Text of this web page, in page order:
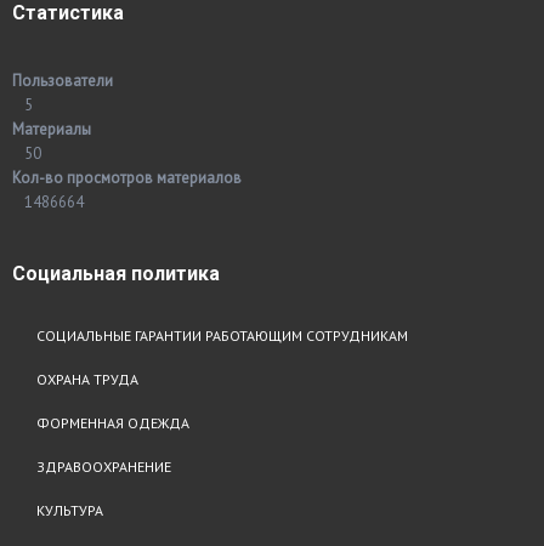
Статистика
Пользователи
5
Материалы
50
Кол-во просмотров материалов
1486664
Социальная политика
СОЦИАЛЬНЫЕ ГАРАНТИИ РАБОТАЮЩИМ СОТРУДНИКАМ
ОХРАНА ТРУДА
ФОРМЕННАЯ ОДЕЖДА
ЗДРАВООХРАНЕНИЕ
КУЛЬТУРА